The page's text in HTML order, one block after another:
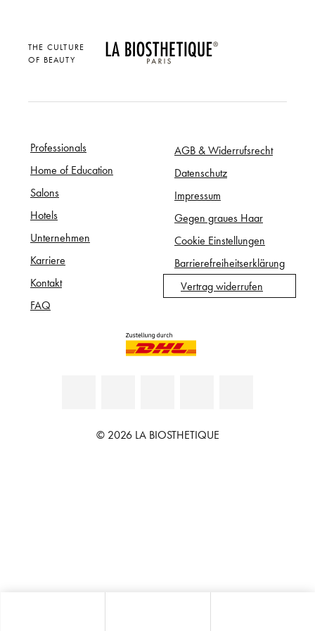
THE CULTURE
OF BEAUTY
Professionals
Home of Education
Salons
Hotels
Unternehmen
Karriere
Kontakt
FAQ
AGB & Widerrufsrecht
Datenschutz
Impressum
Gegen graues Haar
Cookie Einstellungen
Barrierefreiheitserklärung
Vertrag widerrufen
© 2026 LA BIOSTHETIQUE